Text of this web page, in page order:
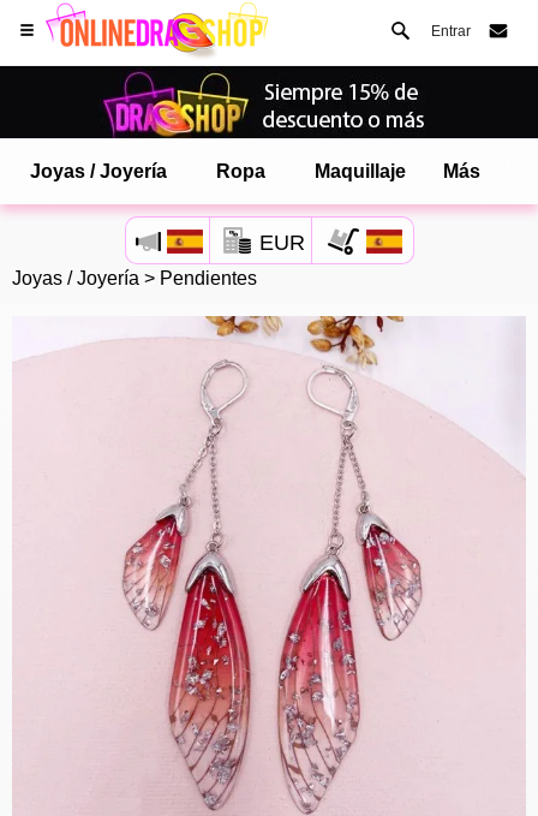
Entrar
Joyas / Joyería Ropa Maquillaje Más
EUR
Joyas / Joyería > Pendientes
Abre tu menú de Safari.
y toca AÑADIR A LA PANTALLA DE INICIO
onlinedragshop ahora está instalado como APLICACIÓN